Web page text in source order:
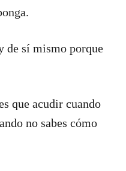
de sí mismo porque
que acudir cuando
no sabes cómo